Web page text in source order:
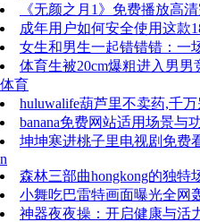
《无颜之月1》免费播放高
成年用户如何安全使用这款
女生和男生一起错错错：一
体育生被20cm爆粗进入男
体育
huluwalife葫芦里不卖药,千
banana免费网站适用场景与
坤坤寒进桃子里电视剧免费
n
森林三部曲hongkong的独特
小舞吃巴雷特画面曝光全网
神器夜夜操：开启健康与活